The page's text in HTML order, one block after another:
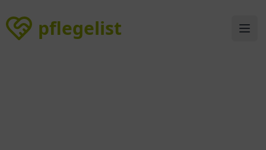
pflegelistpflegelist